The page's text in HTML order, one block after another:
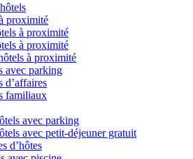
proximité
à proximité
à proximité
à proximité
avec parking
d’affaires
familiaux
avec parking
avec petit-déjeuner gratuit
d’hôtes